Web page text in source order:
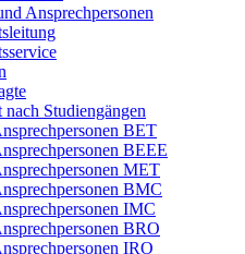
Ansprechpersonen
Studiengängen
BET
BEEE
MET
BMC
IMC
BRO
IRO